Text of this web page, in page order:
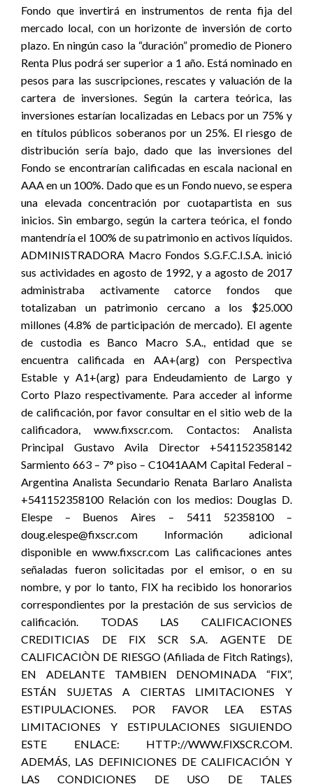
Fondo que invertirá en instrumentos de renta fija del
mercado local, con un horizonte de inversión de corto
plazo. En ningún caso la “duración” promedio de Pionero
Renta Plus podrá ser superior a 1 año. Está nominado en
pesos para las suscripciones, rescates y valuación de la
cartera de inversiones. Según la cartera teórica, las
inversiones estarían localizadas en Lebacs por un 75% y
en títulos públicos soberanos por un 25%. El riesgo de
distribución sería bajo, dado que las inversiones del
Fondo se encontrarían calificadas en escala nacional en
AAA en un 100%. Dado que es un Fondo nuevo, se espera
una elevada concentración por cuotapartista en sus
inicios. Sin embargo, según la cartera teórica, el fondo
mantendría el 100% de su patrimonio en activos líquidos.
ADMINISTRADORA Macro Fondos S.G.F.C.I.S.A. inició
sus actividades en agosto de 1992, y a agosto de 2017
administraba activamente catorce fondos que
totalizaban un patrimonio cercano a los $25.000
millones (4.8% de participación de mercado). El agente
de custodia es Banco Macro S.A., entidad que se
encuentra calificada en AA+(arg) con Perspectiva
Estable y A1+(arg) para Endeudamiento de Largo y
Corto Plazo respectivamente. Para acceder al informe
de calificación, por favor consultar en el sitio web de la
calificadora, www.fixscr.com. Contactos: Analista
Principal Gustavo Avila Director +541152358142
Sarmiento 663 – 7° piso – C1041AAM Capital Federal –
Argentina Analista Secundario Renata Barlaro Analista
+541152358100 Relación con los medios: Douglas D.
Elespe – Buenos Aires – 5411 52358100 –
doug.elespe@fixscr.com Información adicional
disponible en www.fixscr.com Las calificaciones antes
señaladas fueron solicitadas por el emisor, o en su
nombre, y por lo tanto, FIX ha recibido los honorarios
correspondientes por la prestación de sus servicios de
calificación. TODAS LAS CALIFICACIONES
CREDITICIAS DE FIX SCR S.A. AGENTE DE
CALIFICACIÒN DE RIESGO (Afiliada de Fitch Ratings),
EN ADELANTE TAMBIEN DENOMINADA “FIX”,
ESTÁN SUJETAS A CIERTAS LIMITACIONES Y
ESTIPULACIONES. POR FAVOR LEA ESTAS
LIMITACIONES Y ESTIPULACIONES SIGUIENDO
ESTE ENLACE: HTTP://WWW.FIXSCR.COM.
ADEMÁS, LAS DEFINICIONES DE CALIFICACIÓN Y
LAS CONDICIONES DE USO DE TALES